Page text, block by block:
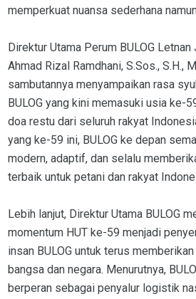
memperkuat nuansa sederhana
Direktur Utama Perum BULOG
Ahmad Rizal Ramdhani, S.Sos., S.H.,
sambutannya menyampaikan rasa
BULOG yang kini memasuki usia ke-
doa restu dari seluruh rakyat
yang ke-59 ini, BULOG ke depan
modern, adaptif, dan selalu
terbaik untuk petani dan rakyat
Lebih lanjut, Direktur Utama BULOG
momentum HUT ke-59 menjadi
insan BULOG untuk terus
bangsa dan negara. Menurutnya,
berperan sebagai penyalur logistik